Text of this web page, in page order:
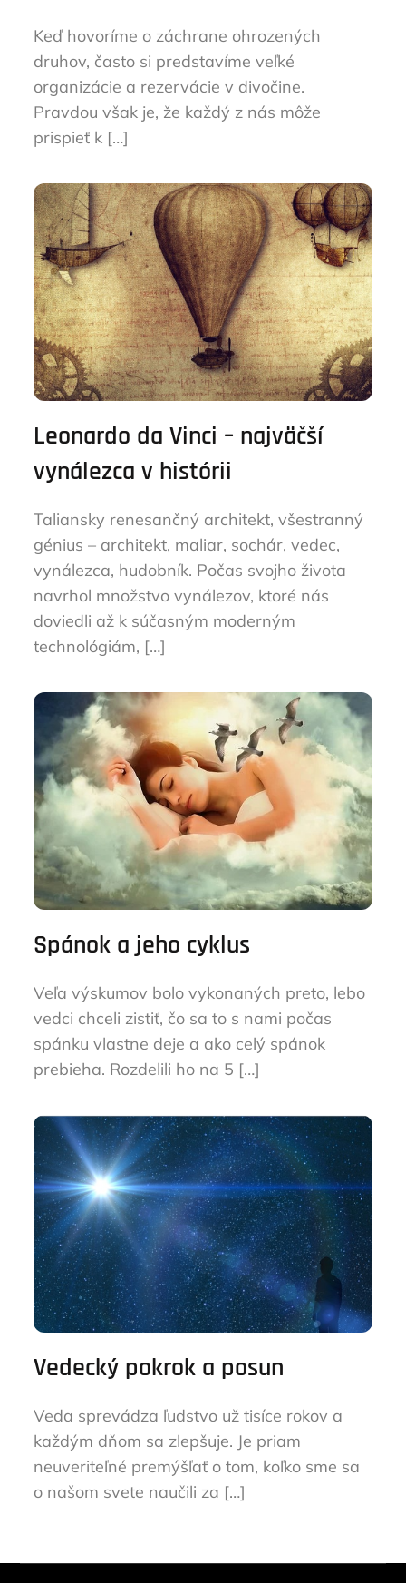
Keď hovoríme o záchrane ohrozených
druhov, často si predstavíme veľké
organizácie a rezervácie v divočine.
Pravdou však je, že každý z nás môže
prispieť k […]
Leonardo da Vinci – najväčší
vynálezca v histórii
Taliansky renesančný architekt, všestranný
génius – architekt, maliar, sochár, vedec,
vynálezca, hudobník. Počas svojho života
navrhol množstvo vynálezov, ktoré nás
doviedli až k súčasným moderným
technológiám, […]
Spánok a jeho cyklus
Veľa výskumov bolo vykonaných preto, lebo
vedci chceli zistiť, čo sa to s nami počas
spánku vlastne deje a ako celý spánok
prebieha. Rozdelili ho na 5 […]
Vedecký pokrok a posun
Veda sprevádza ľudstvo už tisíce rokov a
každým dňom sa zlepšuje. Je priam
neuveriteľné premýšľať o tom, koľko sme sa
o našom svete naučili za […]